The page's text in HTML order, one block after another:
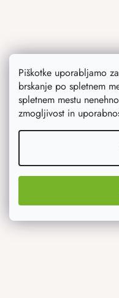
Piškotke uporabljamo
brskanje po spletnem
spletnem mestu
zmogljivost in
Kaj
Novosti
Izvirna